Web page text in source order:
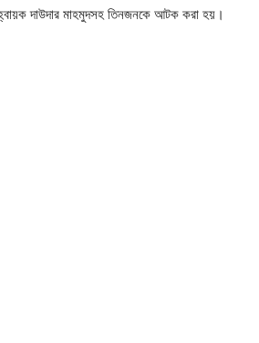
দাউদার মাহমুদসহ তিনজনকে আটক করা হয়।